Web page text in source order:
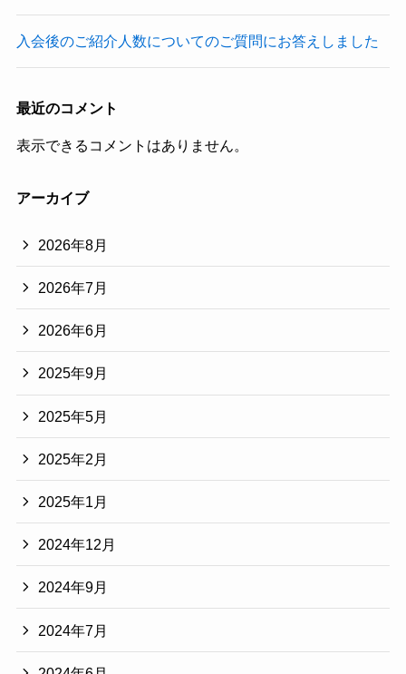
入会後のご紹介人数についてのご質問にお答えしました
最近のコメント
表示できるコメントはありません。
アーカイブ
2026年8月
2026年7月
2026年6月
2025年9月
2025年5月
2025年2月
2025年1月
2024年12月
2024年9月
2024年7月